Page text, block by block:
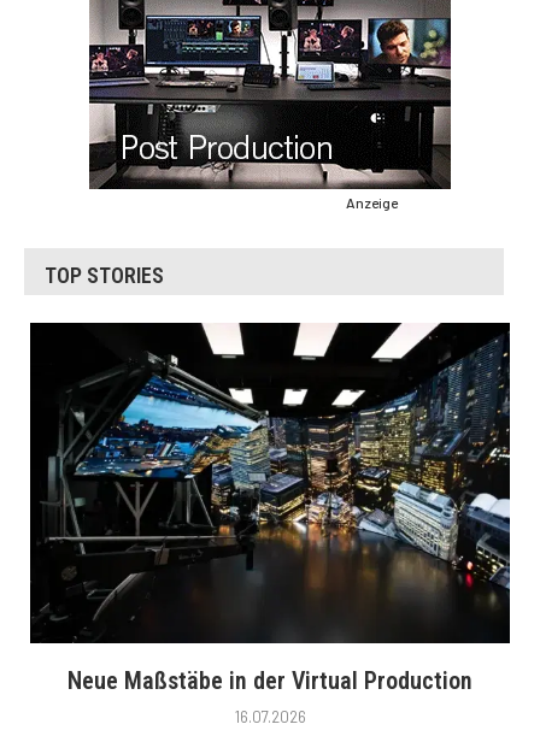
Anzeige
TOP STORIES
Neue Maßstäbe in der Virtual Production
16.07.2026